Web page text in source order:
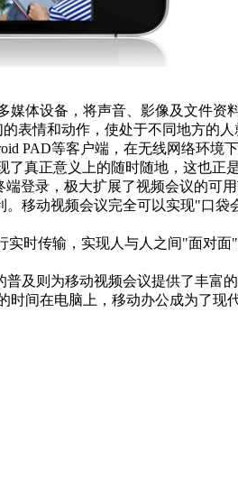
体设备，将声音、影像及文件资
表情和动作，使处于不同地方的人
PAD等客户端，在无线网络环境
真正意义上的随时随地，这也正
录，极大扩展了视频会议的可
移动视频会议完全可以实现"口
时传输，实现人与人之间"面对面
及则为移动视频会议提供了丰富
间在电脑上，移动办公成为了现